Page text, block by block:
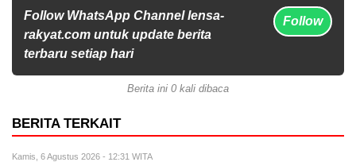
Follow WhatsApp Channel lensa-
rakyat.com untuk update berita
terbaru setiap hari
Follow
Berita ini 0 kali dibaca
BERITA TERKAIT
Kamis, 6 Agustus 2026 - 12:31 WITA